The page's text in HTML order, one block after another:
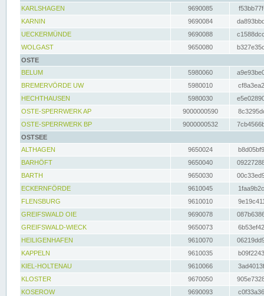
KARLSHAGEN
9690085
KARNIN
9690084
UECKERMÜNDE
9690088
WOLGAST
9650080
OSTE
BELUM
5980060
BREMERVÖRDE UW
5980010
HECHTHAUSEN
5980030
OSTE-SPERRWERK AP
9000000590
OSTE-SPERRWERK BP
9000000532
OSTSEE
ALTHAGEN
9650024
BARHÖFT
9650040
BARTH
9650030
ECKERNFÖRDE
9610045
FLENSBURG
9610010
GREIFSWALD OIE
9690078
GREIFSWALD-WIECK
9650073
HEILIGENHAFEN
9610070
KAPPELN
9610035
KIEL-HOLTENAU
9610066
KLOSTER
9670050
KOSEROW
9690093